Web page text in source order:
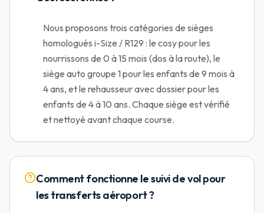
Nous proposons trois catégories de sièges
homologués i-Size / R129 : le cosy pour les
nourrissons de 0 à 15 mois (dos à la route), le
siège auto groupe 1 pour les enfants de 9 mois à
4 ans, et le rehausseur avec dossier pour les
enfants de 4 à 10 ans. Chaque siège est vérifié
et nettoyé avant chaque course.
Comment fonctionne le suivi de vol pour
les transferts aéroport ?